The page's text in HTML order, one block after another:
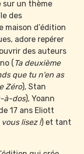
sur un thème
des
maison d’édition
adore repérer
des auteurs
( Ta deuxième
que tu n'en as
Zéro), Stan
à-dos), Yoann
17 ans Eliott
lisez !) et tant